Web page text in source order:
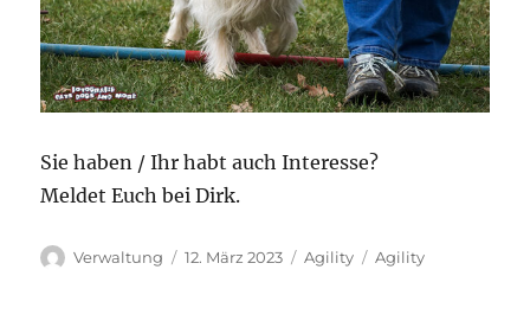
Sie haben / Ihr habt auch Interesse?
Meldet Euch bei Dirk.
Autor
Verwaltung
Veröffentlicht
12. März 2023 Kategorien
Agility Schlagwörter
Agility